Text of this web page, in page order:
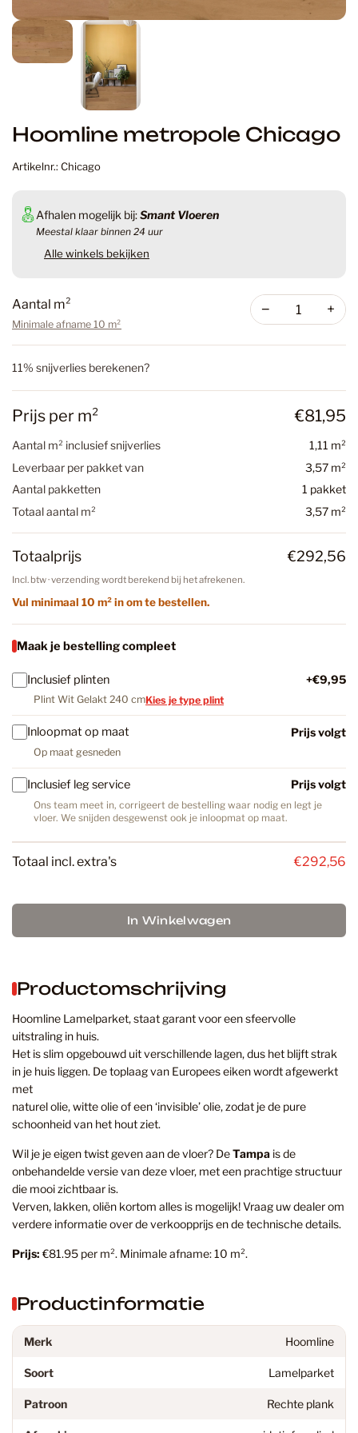
Hoomline metropole Chicago
Artikelnr.: Chicago
Afhalen mogelijk bij:Smant Vloeren
Meestal klaar binnen 24 uur
Alle winkels bekijken
Aantal m²
Minimale afname 10 m²
− +
11% snijverlies berekenen?
Prijs per m² €81,95
Aantal m² inclusief snijverlies
1,11 m²
Leverbaar per pakket van
3,57 m²
Aantal pakketten
1 pakket
Totaal aantal m²
3,57 m²
Totaalprijs €292,56
Incl. btw · verzending wordt berekend bij het afrekenen.
Vul minimaal 10 m² in om te bestellen.
Maak je bestelling compleet
Inclusief plinten +€9,95
Plint Wit Gelakt 240 cmKies je type plint
Inloopmat op maat Prijs volgt
Op maat gesneden
Inclusief leg service Prijs volgt
Ons team meet in, corrigeert de bestelling waar nodig en legt je
vloer. We snijden desgewenst ook je inloopmat op maat.
Totaal incl. extra's €292,56
In Winkelwagen
Productomschrijving
Hoomline Lamelparket, staat garant voor een sfeervolle
uitstraling in huis.
Het is slim opgebouwd uit verschillende lagen, dus het blijft strak
in je huis liggen. De toplaag van Europees eiken wordt afgewerkt
met
naturel olie, witte olie of een ‘invisible’ olie, zodat je de pure
schoonheid van het hout ziet.
Wil je je eigen twist geven aan de vloer? DeTampa is de
onbehandelde versie van deze vloer, met een prachtige structuur
die mooi zichtbaar is.
Verven, lakken, oliën kortom alles is mogelijk! Vraag uw dealer om
verdere informatie over de verkoopprijs en de technische details.
Prijs:€81.95 per m². Minimale afname: 10 m².
Productinformatie
Merk Hoomline
Soort Lamelparket
Patroon Rechte plank